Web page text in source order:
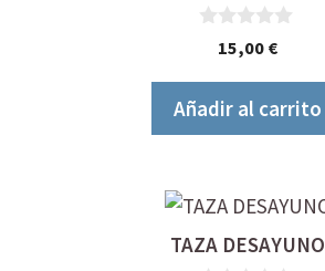
15,00 €
Añadir al carrito
TAZA DESAYUNO